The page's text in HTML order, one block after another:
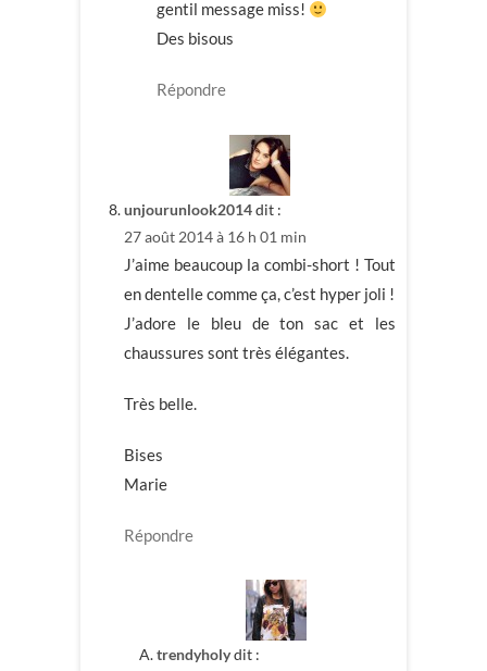
gentil message miss!
Des bisous
Répondre
unjourunlook2014dit :
27 août 2014 à 16 h 01 min
J’aime beaucoup la combi-short ! Tout
en dentelle comme ça, c’est hyper joli !
J’adore le bleu de ton sac et les
chaussures sont très élégantes.
Très belle.
Bises
Marie
Répondre
trendyholydit :